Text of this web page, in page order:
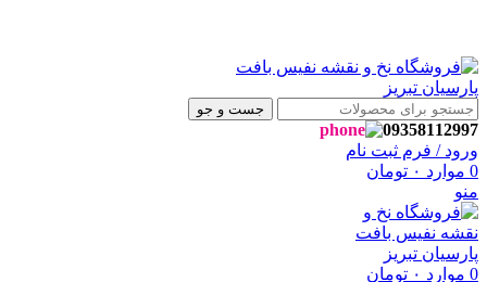
جست و جو
09358112997
ورود / فرم ثبت نام
0 موارد ۰ تومان
منو
0 موارد ۰ تومان